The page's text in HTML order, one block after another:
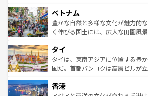
参照してほしい。
容にもいいと評判のスイーツなど、
が味わえる。 なお、新着の台湾情
照してほしい。
き、地方に足を延ばせば四季折々の
できる。そして、キムチや焼肉、
まで、さまざまな韓国料理が待っ
リティに包まれながら、韓国の多彩
わってみてほしい。 なお
覧を参照してほしい。
ベトナム
豊かな自然と多様な文化が魅力的
く伸びる国土には、広大な田園風
急速な発展と共に伝統が息づく。ハ
ーチミン市のフランス統治時代の
醸し出している。また、バラエテ
とつ。フォーやバインミー、ベトナ
ひ現地で味わいたい。どの地域を
タイ
タイは、東南アジアに位置する豊
国だ。首都バンコクは高層ビルが
の活気が交差している。北部ではチ
香港